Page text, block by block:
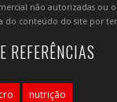
não autorizadas ou
do conteúdo do site por
REFERÊNCIAS
nutrição